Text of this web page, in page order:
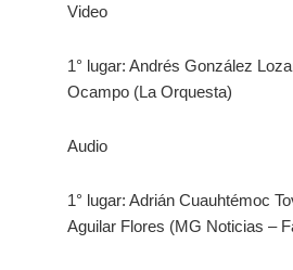
Video
1° lugar: Andrés González
Ocampo (La Orquesta)
Audio
1° lugar: Adrián Cuauhtémoc
Aguilar Flores (MG Noticias –